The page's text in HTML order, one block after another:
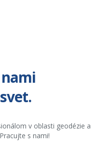
v oblasti geodézie a
s nami!